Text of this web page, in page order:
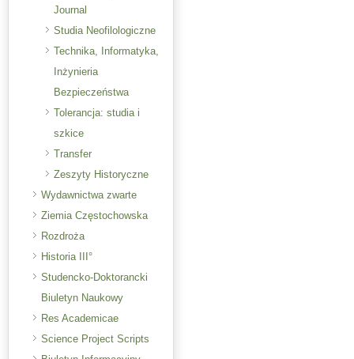
Journal
Studia Neofilologiczne
Technika, Informatyka,
Inżynieria
Bezpieczeństwa
Tolerancja: studia i
szkice
Transfer
Zeszyty Historyczne
Wydawnictwa zwarte
Ziemia Częstochowska
Rozdroża
Historia III°
Studencko-Doktorancki
Biuletyn Naukowy
Res Academicae
Science Project Scripts